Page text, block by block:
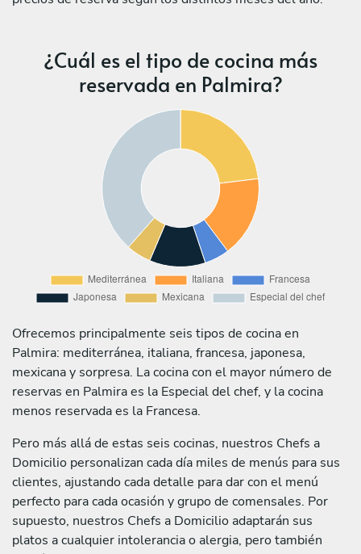
¿Cuál es el tipo de cocina más
reservada en Palmira?
Ofrecemos principalmente seis tipos de cocina en
Palmira: mediterránea, italiana, francesa, japonesa,
mexicana y sorpresa. La cocina con el mayor número de
reservas en Palmira es la Especial del chef, y la cocina
menos reservada es la Francesa.
Pero más allá de estas seis cocinas, nuestros Chefs a
Domicilio personalizan cada día miles de menús para sus
clientes, ajustando cada detalle para dar con el menú
perfecto para cada ocasión y grupo de comensales. Por
supuesto, nuestros Chefs a Domicilio adaptarán sus
platos a cualquier intolerancia o alergia, pero también